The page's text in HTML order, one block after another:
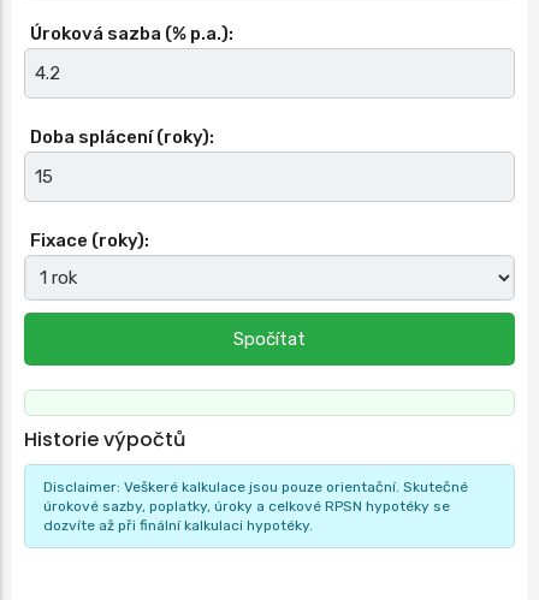
Úroková sazba (% p.a.):
Doba splácení (roky):
Fixace (roky):
Spočítat
Historie výpočtů
Disclaimer: Veškeré kalkulace jsou pouze orientační. Skutečné
úrokové sazby, poplatky, úroky a celkové RPSN hypotéky se
dozvíte až při finální kalkulaci hypotéky.